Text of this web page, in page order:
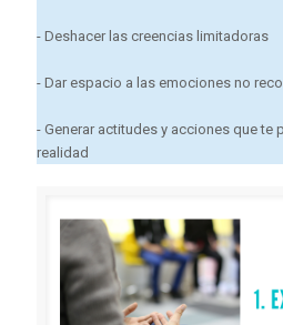
- Deshacer las creencias limitadoras
- Dar espacio a las emociones no
- Generar actitudes y acciones que te
realidad